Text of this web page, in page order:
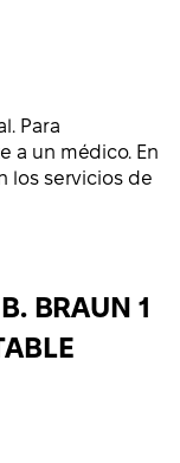
Para
a un médico. En
los servicios de
BRAUN 1